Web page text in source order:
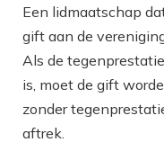
Een lidmaatschap
gift aan de
Als de
is, moet de gift
zonder
aftrek.